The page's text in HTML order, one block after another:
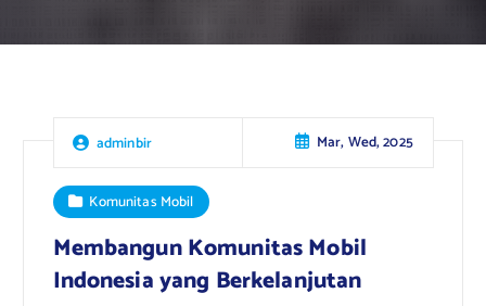
adminbir Mar, Wed, 2025
Komunitas Mobil
Membangun Komunitas Mobil
Indonesia yang Berkelanjutan